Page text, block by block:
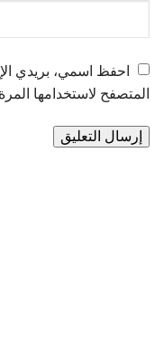
احفظ اسمي، بريدي
المتصفح لاستخدامها